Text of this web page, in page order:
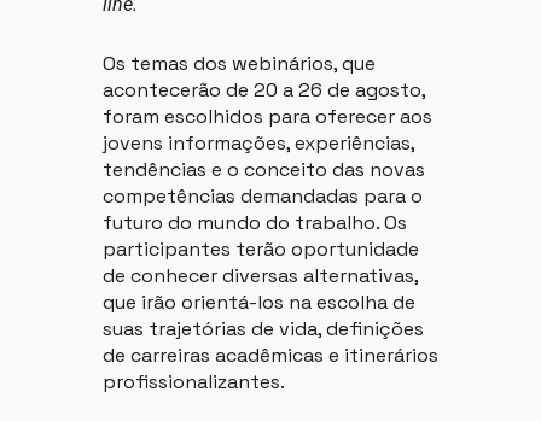
Os temas dos webinários, que
acontecerão de 20 a 26 de agosto,
foram escolhidos para oferecer aos
jovens informações, experiências,
tendências e o conceito das novas
competências demandadas para o
futuro do mundo do trabalho. Os
participantes terão oportunidade
de conhecer diversas alternativas,
que irão orientá-los na escolha de
suas trajetórias de vida, definições
de carreiras acadêmicas e itinerários
profissionalizantes.